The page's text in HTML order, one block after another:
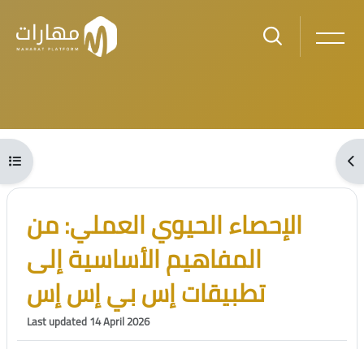
Skip to main content
Blocks
Open course index
Blocks
Skip [Cocoon] Course Intro
الإحصاء الحيوي العملي: من
المفاهيم الأساسية إلى
تطبيقات إس بي إس إس
Last updated 14 April 2026